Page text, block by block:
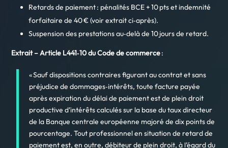
Retards de paiement : pénalités BCE + 10 pts et indemnité
forfaitaire de 40 € (voir extrait ci‑après).
Suspension des prestations au‑delà de 10 jours de retard.
Extrait – Article L441‑10 du Code de commerce:
« Sauf dispositions contraires figurant au contrat et sans
préjudice de dommages‑intérêts, toute facture payée
après expiration du délai de paiement est de plein droit
productive d’intérêts calculés sur la base du taux directeur
de la Banque centrale européenne majoré de dix points de
pourcentage. Tout professionnel en situation de retard de
paiement est, en outre, débiteur de plein droit, à l’égard du